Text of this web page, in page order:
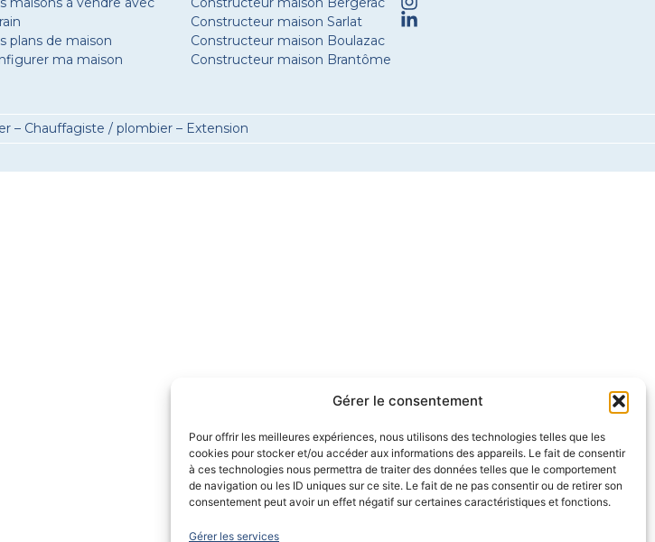
Gérer le consentement
Pour offrir les meilleures expériences, nous utilisons des technologies telles que les
cookies pour stocker et/ou accéder aux informations des appareils. Le fait de consentir
à ces technologies nous permettra de traiter des données telles que le comportement
de navigation ou les ID uniques sur ce site. Le fait de ne pas consentir ou de retirer son
consentement peut avoir un effet négatif sur certaines caractéristiques et fonctions.
Gérer les services
plans de maison
ma maison
Constructeur maison Sarlat
Constructeur maison Boulazac
Constructeur maison Brantôme
– Chauffagiste / plombier – Extension